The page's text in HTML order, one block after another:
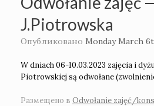
J.Piotrowska
Опубликовано Monday March
W dniach 06-10.03.2023 zajęcia i
Piotrowskiej są odwołane
Размещено в Odwołanie zajęć/